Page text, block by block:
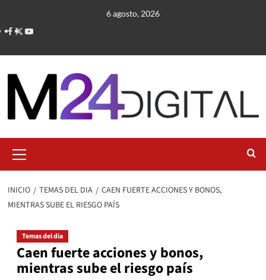
contenido
6 agosto, 2026
primario
INICIO TEMAS DEL DIA
CAEN FUERTE ACCIONES Y BONOS,
MIENTRAS SUBE EL RIESGO PAÍS
Temas del dia
Caen fuerte acciones y bonos,
mientras sube el riesgo país